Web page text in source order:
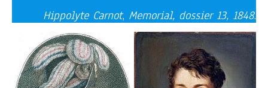
Hippolyte Carnot, Memorial, dossier 13, 1848.